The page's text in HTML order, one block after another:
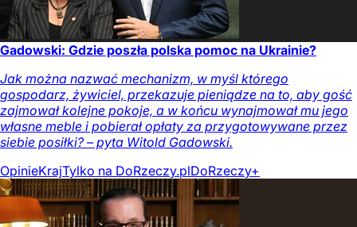
Gadowski: Gdzie poszła polska pomoc na Ukrainie?
Jak można nazwać mechanizm, w myśl którego
gospodarz, żywiciel, przekazuje pieniądze na to, aby gość
zajmował kolejne pokoje, a w końcu wynajmował mu jego
własne meble i pobierał opłaty za przygotowywane przez
siebie posiłki? – pyta Witold Gadowski.
OpinieKrajTylko na DoRzeczy.plDoRzeczy+